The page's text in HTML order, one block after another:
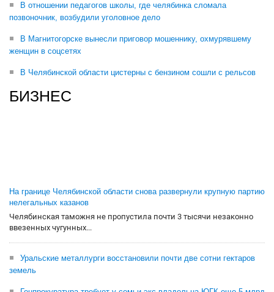
В отношении педагогов школы, где челябинка сломала
позвоночник, возбудили уголовное дело
В Магнитогорске вынесли приговор мошеннику, охмурявшему
женщин в соцсетях
В Челябинской области цистерны с бензином сошли с рельсов
БИЗНЕС
На границе Челябинской области снова развернули крупную партию
нелегальных казанов
Челябинская таможня не пропустила почти 3 тысячи незаконно
ввезенных чугунных...
Уральские металлурги восстановили почти две сотни гектаров
земель